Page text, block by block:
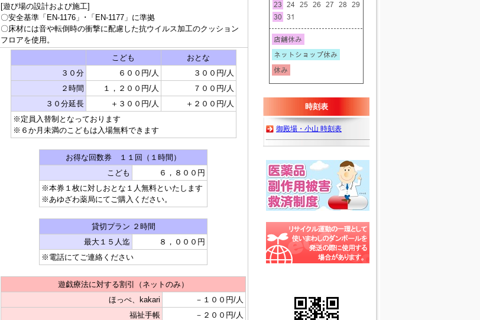
[遊び場の設計および施工]
〇安全基準「EN-1176」･「EN-1177」に準拠
〇床材には音や転倒時の衝撃に配慮した抗ウイルス加工のクッション
フロアを使用。
こども
おとな
３０分
６００円/人
３００円/人
２時間
１，２００円/人
７００円/人
３０分延長
＋３００円/人
＋２００円/人
※定員入替制となっております
※６か月未満のこどもは入場無料できます
お得な回数券 １１回（１時間）
こども
６，８００円
※本券１枚に対しおとな１人無料といたします
※あゆざわ薬局にてご購入ください。
貸切プラン ２時間
最大１５人迄
８，０００円
※電話にてご連絡ください
遊戯療法に対する割引（ネットのみ）
ほっぺ、kakari
－１００円/人
福祉手帳
－２００円/人
時刻表
御殿場・小山 時刻表